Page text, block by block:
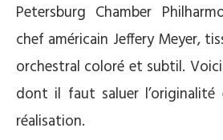
Petersburg Chamber
chef américain Jeffery Meyer,
orchestral coloré et subtil.
dont il faut saluer
réalisation.